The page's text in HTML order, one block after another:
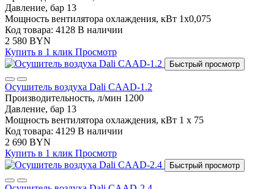
Давление, бар 13
Мощность вентилятора охлаждения, кВт 1х0,075
Код товара: 4128 В наличии
2 580 BYN
Купить в 1 клик Просмотр
Быстрый просмотр
Осушитель воздуха Dali CAAD-1.2
Производительность, л/мин 1200
Давление, бар 13
Мощность вентилятора охлаждения, кВт 1 x 75
Код товара: 4129 В наличии
2 690 BYN
Купить в 1 клик Просмотр
Быстрый просмотр